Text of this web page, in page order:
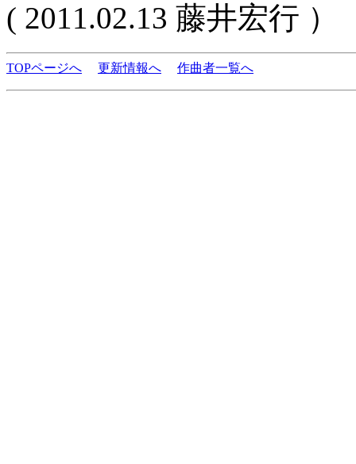
( 2011.02.13 藤井宏行 ）
TOPページへ 更新情報へ 作曲者一覧へ